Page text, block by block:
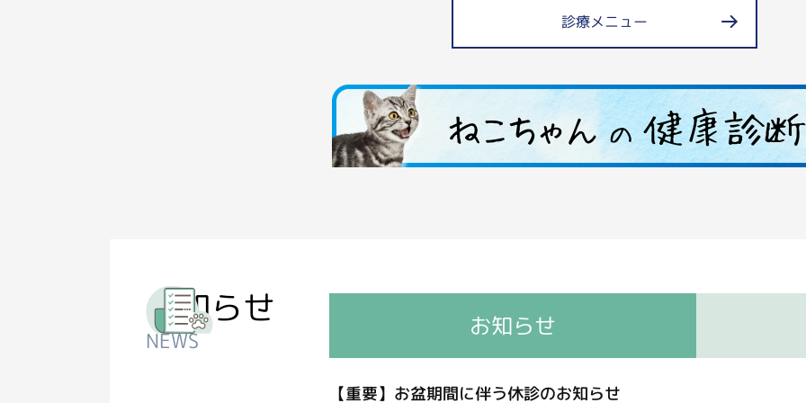
診療メニュー
お知らせ
NEWS お知らせ
【重要】お盆期間に伴う休診のお知らせ